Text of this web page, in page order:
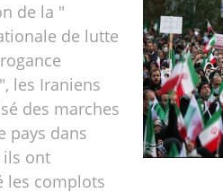
de la "
de lutte
les Iraniens
des marches
pays dans
ils ont
les complots